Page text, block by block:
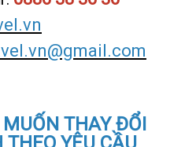
THAY ĐỔI